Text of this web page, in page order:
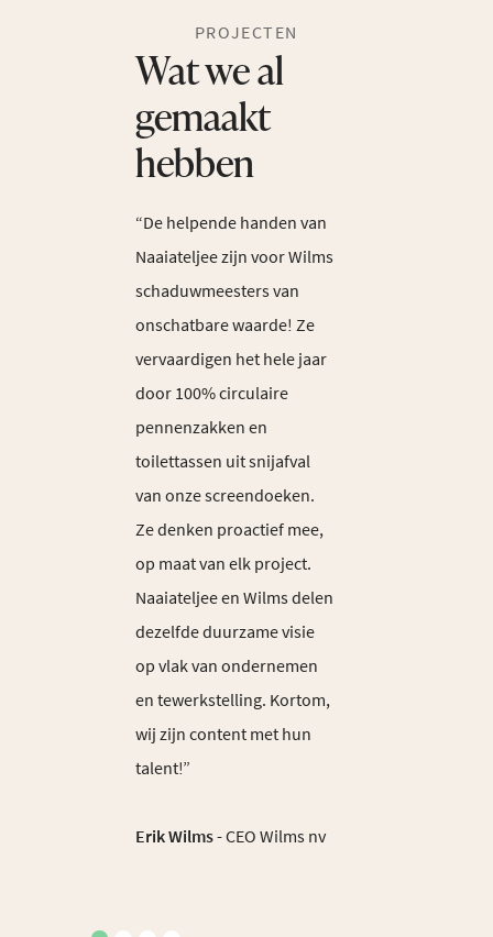
PROJECTEN
Wat we al
gemaakt
hebben
“De helpende handen van
Naaiateljee zijn voor Wilms
schaduwmeesters van
onschatbare waarde! Ze
vervaardigen het hele jaar
door 100% circulaire
pennenzakken en
toilettassen uit snijafval
van onze screendoeken.
Ze denken proactief mee,
op maat van elk project.
Naaiateljee en Wilms delen
dezelfde duurzame visie
op vlak van ondernemen
en tewerkstelling. Kortom,
wij zijn content met hun
talent!”
Erik Wilms- CEO Wilms nv